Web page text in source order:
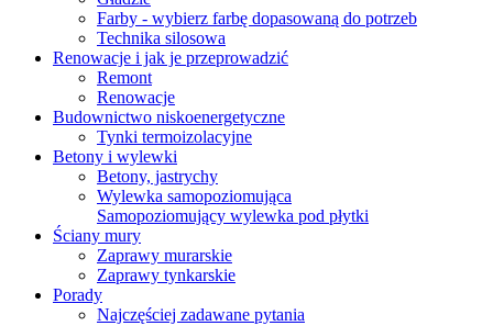
Farby - wybierz farbę dopasowaną do potrzeb
Technika silosowa
Renowacje i jak je przeprowadzić
Remont
Renowacje
Budownictwo niskoenergetyczne
Tynki termoizolacyjne
Betony i wylewki
Betony, jastrychy
Wylewka samopoziomująca
Samopoziomujący wylewka pod płytki
Ściany mury
Zaprawy murarskie
Zaprawy tynkarskie
Porady
Najczęściej zadawane pytania